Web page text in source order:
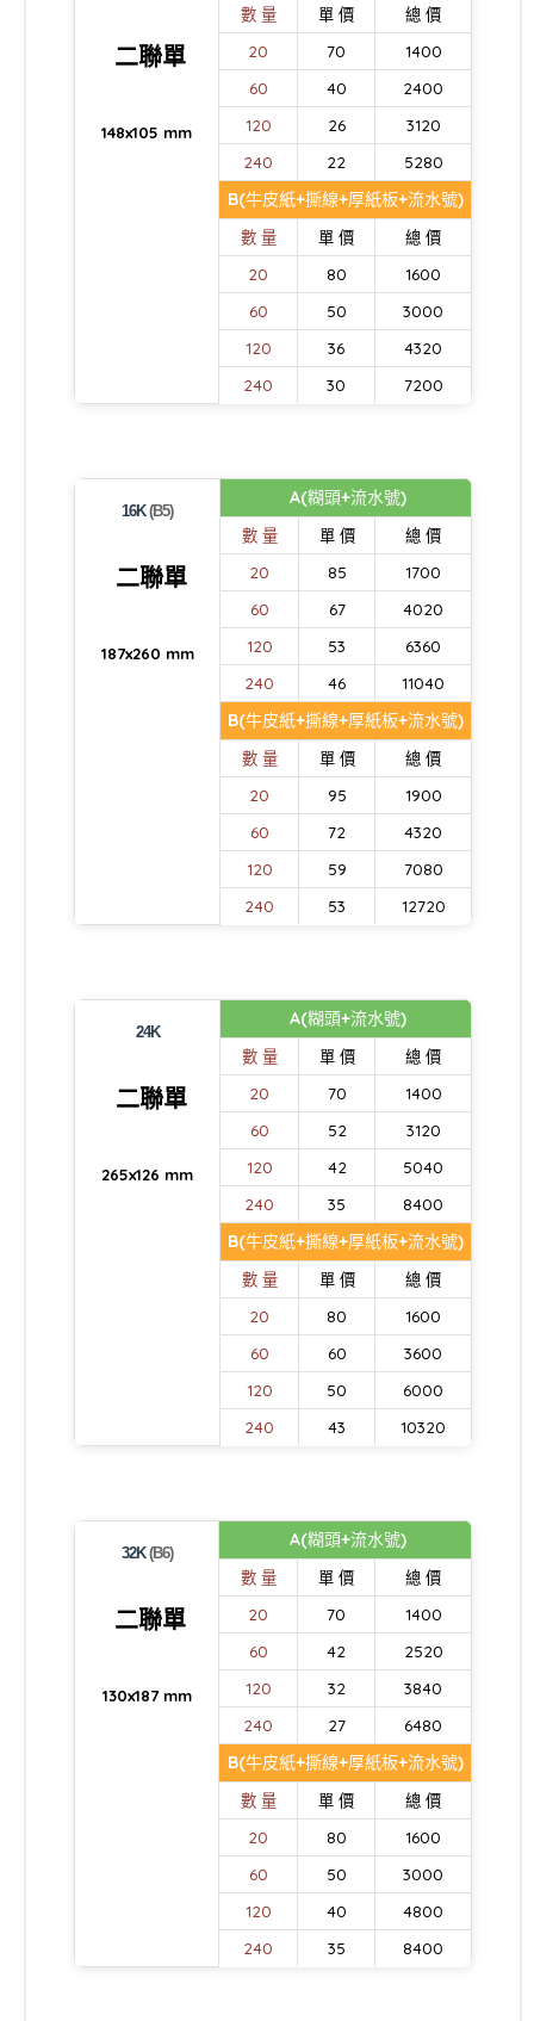
二聯單
148x105 mm
數 量 單 價
總 價
20
70
1400
60
40
2400
120
26
3120
240
22 5280
B(牛皮紙+撕線+厚紙板+流水號)
數 量 單 價
總 價
20
80
1600
60
50
3000
120
36
4320
240
30 7200
16K(B5)
二聯單
187x260 mm
A(糊頭+流水號)
數 量 單 價
總 價
20
85
1700
60
67
4020
120
53
6360
240
46 11040
B(牛皮紙+撕線+厚紙板+流水號)
數 量 單 價
總 價
20
95
1900
60
72
4320
120
59
7080
240
53 12720
24K
二聯單
265x126 mm
A(糊頭+流水號)
數 量 單 價
總 價
20
70
1400
60
52
3120
120
42
5040
240
35 8400
B(牛皮紙+撕線+厚紙板+流水號)
數 量 單 價
總 價
20
80
1600
60
60
3600
120
50
6000
240
43 10320
32K(B6)
二聯單
130x187 mm
A(糊頭+流水號)
數 量 單 價
總 價
20
70
1400
60
42
2520
120
32
3840
240
27 6480
B(牛皮紙+撕線+厚紙板+流水號)
數 量 單 價
總 價
20
80
1600
60
50
3000
120
40
4800
240
35 8400